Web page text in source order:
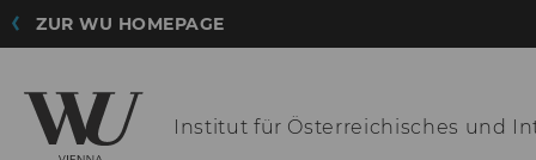
ZUR WU HOMEPAGE
Institut für Österreichisches und